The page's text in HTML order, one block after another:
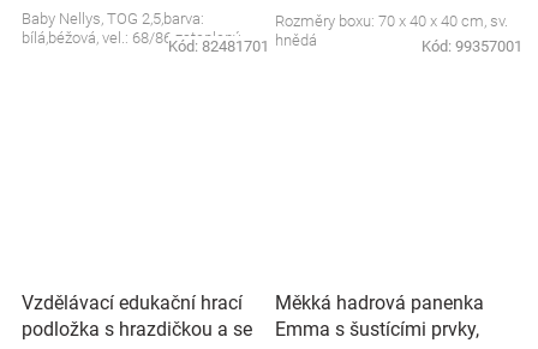
Baby Nellys, TOG 2,5,barva:
bílá,béžová, vel.: 68/86 zateplený
Kód: 82481701
Rozměry boxu: 70 x 40 x 40 cm, sv.
hnědá
Kód: 99357001
Vzdělávací edukační hrací
podložka s hrazdičkou a se
Měkká hadrová panenka
Emma s šustícími prvky,